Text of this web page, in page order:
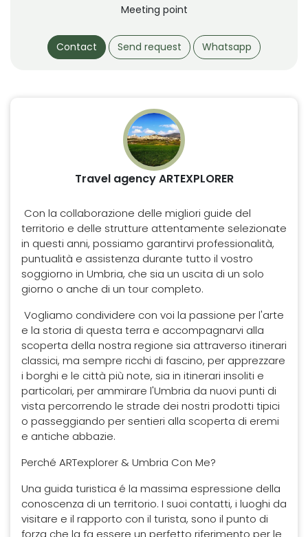
Meeting point
Contact Send request Whatsapp
Travel agency ARTEXPLORER
Con la collaborazione delle migliori guide del
territorio e delle strutture attentamente selezionate
in questi anni, possiamo garantirvi professionalità,
puntualità e assistenza durante tutto il vostro
soggiorno in Umbria, che sia un uscita di un solo
giorno o anche di un tour completo.
Vogliamo condividere con voi la passione per l'arte
e la storia di questa terra e accompagnarvi alla
scoperta della nostra regione sia attraverso itinerari
classici, ma sempre ricchi di fascino, per apprezzare
i borghi e le città più note, sia in itinerari insoliti e
particolari, per ammirare l'Umbria da nuovi punti di
vista percorrendo le strade dei nostri prodotti tipici
o passeggiando per sentieri alla scoperta di eremi
e antiche abbazie.
Perché ARTexplorer & Umbria Con Me?
Una guida turistica é la massima espressione della
conoscenza di un territorio. I suoi contatti, i luoghi da
visitare e il rapporto con il turista, sono il punto di